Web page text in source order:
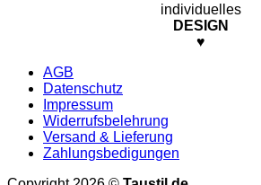
individuelles
DESIGN
♥
AGB
Datenschutz
Impressum
Widerrufsbelehrung
Versand & Lieferung
Zahlungsbedigungen